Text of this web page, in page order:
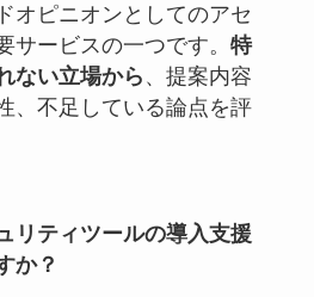
オピニオンとしてのアセ
サービスの一つです。 特
ない立場から 、提案内容
、不足している論点を評
リティツールの導入支援
か？